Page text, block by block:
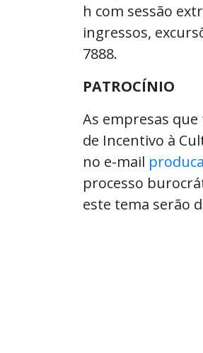
h com sessão
ingressos,
7888.
PATROCÍNIO
As empresas
de Incentivo à
no e-mail
processo
este tema serão